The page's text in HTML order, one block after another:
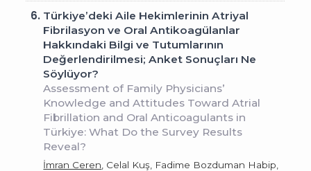
6. Türkiye’deki Aile Hekimlerinin Atriyal
Fibrilasyon ve Oral Antikoagülanlar
Hakkındaki Bilgi ve Tutumlarının
Değerlendirilmesi; Anket Sonuçları Ne
Söylüyor?
Assessment of Family Physicians’
Knowledge and Attitudes Toward Atrial
Fibrillation and Oral Anticoagulants in
Türkiye: What Do the Survey Results
Reveal?
İmran Ceren , Celal Kuş, Fadime Bozduman Habip,